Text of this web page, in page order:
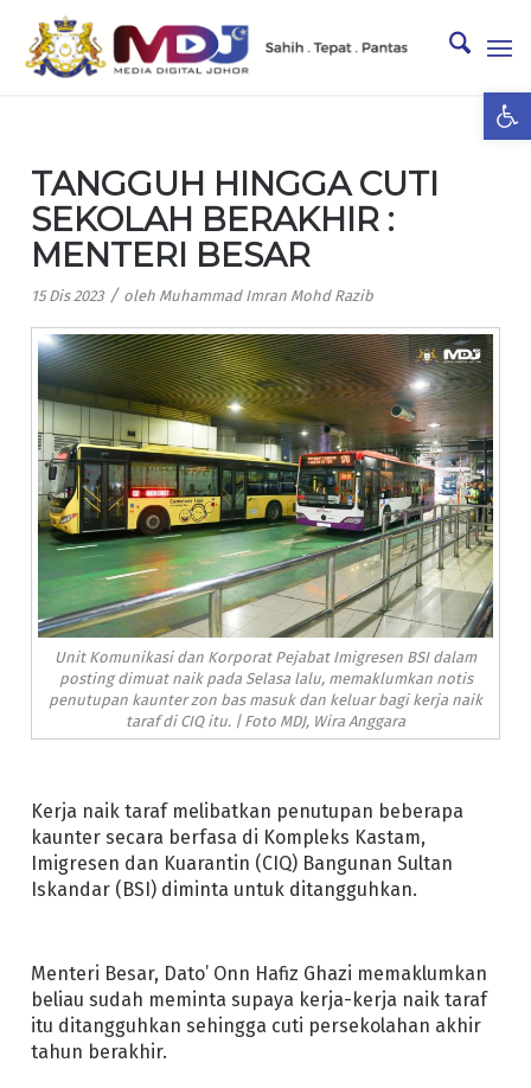
TANGGUH HINGGA CUTI
SEKOLAH BERAKHIR :
MENTERI BESAR
15 Dis 2023 / oleh Muhammad Imran Mohd Razib
Unit Komunikasi dan Korporat Pejabat Imigresen BSI dalam
posting dimuat naik pada Selasa lalu, memaklumkan notis
penutupan kaunter zon bas masuk dan keluar bagi kerja naik
taraf di CIQ itu. | Foto MDJ, Wira Anggara
Kerja naik taraf melibatkan penutupan beberapa
kaunter secara berfasa di Kompleks Kastam,
Imigresen dan Kuarantin (CIQ) Bangunan Sultan
Iskandar (BSI) diminta untuk ditangguhkan.
Menteri Besar, Dato’ Onn Hafiz Ghazi memaklumkan
beliau sudah meminta supaya kerja-kerja naik taraf
itu ditangguhkan sehingga cuti persekolahan akhir
tahun berakhir.